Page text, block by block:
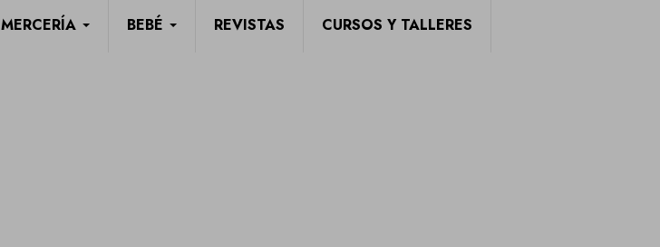
MERCERÍA BEBÉ REVISTAS CURSOS Y TALLERES